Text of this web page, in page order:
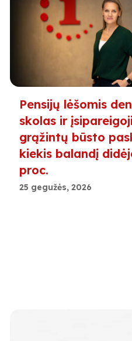
Pensijų lėšomis
skolas ir
grąžintų būsto
kiekis balandį
proc.
25 gegužės, 2026